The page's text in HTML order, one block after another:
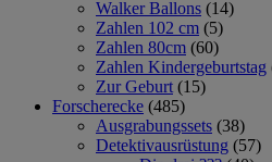
Walker Ballons (14)
Zahlen 102 cm (5)
Zahlen 80cm (60)
Zahlen Kindergeburtstag
Zur Geburt (15)
Forscherecke (485)
Ausgrabungssets (38)
Detektivausrüstung (57)